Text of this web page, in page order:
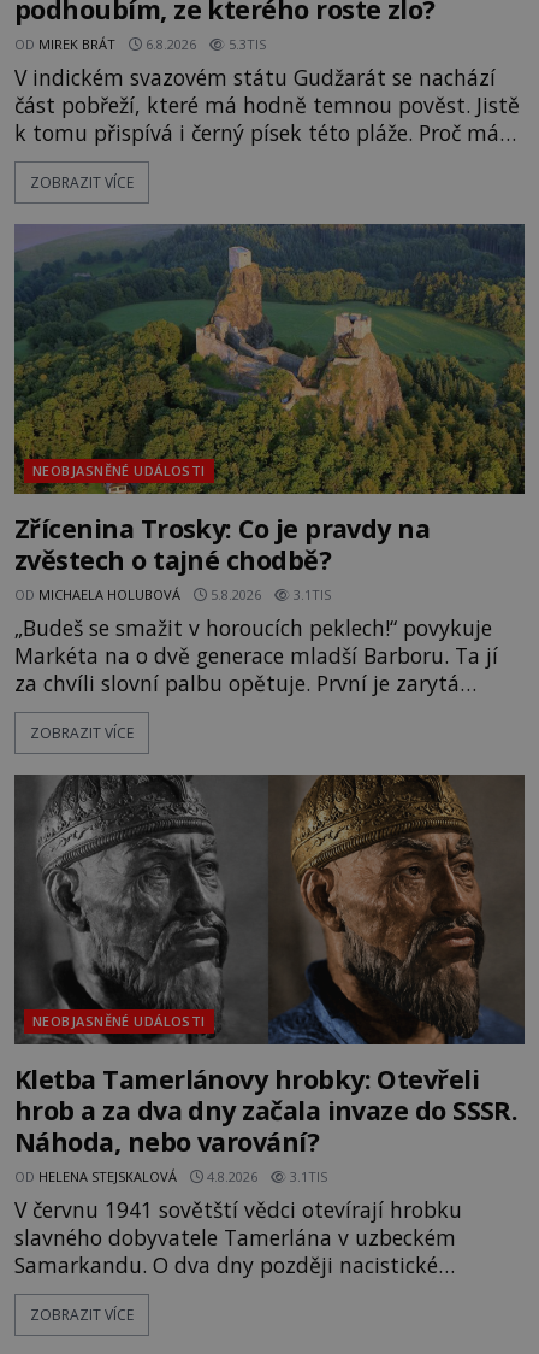
podhoubím, ze kterého roste zlo?
OD MIREK BRÁT 6.8.2026 5.3TIS
V indickém svazovém státu Gudžarát se nachází
část pobřeží, které má hodně temnou pověst. Jistě
k tomu přispívá i černý písek této pláže. Proč má
pláž takové netypické zbarvení? Nakolik jsou
pravdivé historky, že zde došlo k nevysvětlitelným
následovat. Vstupujeme na pláž Dumas ve městě
Surat. Gu
ZOBRAZIT VÍCE
NEOBJASNĚNÉ UDÁLOSTI
Zřícenina Trosky: Co je pravdy na
zvěstech o tajné chodbě?
OD MICHAELA HOLUBOVÁ 5.8.2026 3.1TIS
„Budeš se smažit v horoucích peklech!“ povykuje
Markéta na o dvě generace mladší Barboru. Ta jí
za chvíli slovní palbu opětuje. První je zarytá
katolička, druhá přesvědčená kališnice. A každá z
nich se usídlí na jedné z věží slavného hradu
mezi vůdce protihusitského boje. Za manželku má
skutečně jistou
ZOBRAZIT VÍCE
NEOBJASNĚNÉ UDÁLOSTI
Kletba Tamerlánovy hrobky: Otevřeli
hrob a za dva dny začala invaze do SSSR.
Náhoda, nebo varování?
OD HELENA STEJSKALOVÁ 4.8.2026 3.1TIS
V červnu 1941 sovětští vědci otevírají hrobku
slavného dobyvatele Tamerlána v uzbeckém
Samarkandu. O dva dny později nacistické
Německo zahajuje operaci Barbarossa a napadá
Sovětský svaz. Shoda dat je natolik zarážející, že se
ZOBRAZIT VÍCE